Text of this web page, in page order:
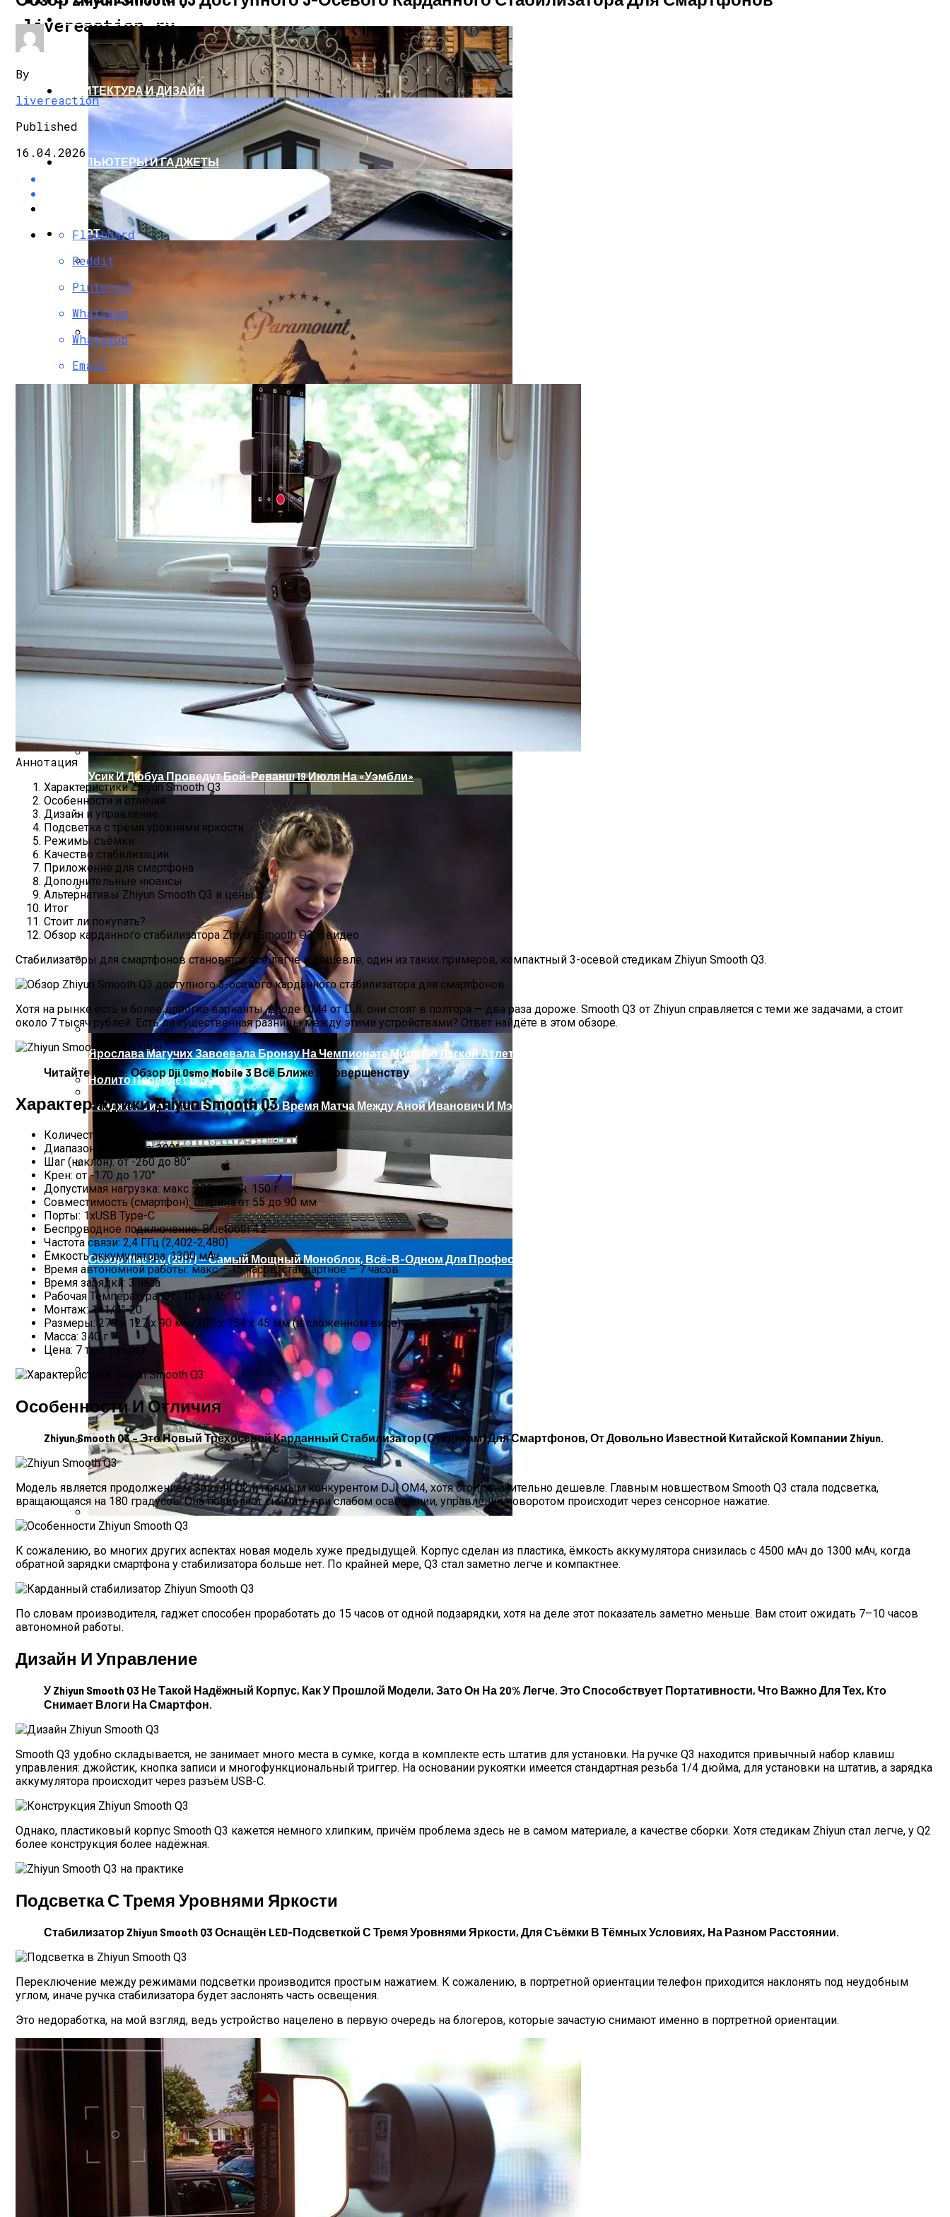
livereaction.ru
СТРОИТЕЛЬСТВО И РЕМОНТ
Кованые Ворота
Гаражные Ворота Рольставни
Два Прораба — Информационный Строительный Портал
Откатные Ворота
Роллетные Ворота
АРХИТЕКТУРА И ДИЗАЙН
Двухэтажный Дом: Подготовительный Этап Строительства, Основные Этапы Возведения
Проекты Домов Для Узких Длинных Участков
Проект Дома С Верандой И Террасой + Фото
План Участка 15 Соток + Фото
Барнхаусы: Строительство Под Ключ – Комфорт И Экологичность
КОМПЬЮТЕРЫ И ГАДЖЕТЫ
Обзор Beelink A1 TV Box — Мощная ТВ-Приставка, Помещающаяся На Ладони
Фотопринтер HP Sprocket — Обзор Устройства Для Мобильной Печати
HP Z38c — Обзор 38-Дюймового Изогнутого И Ультраширокого Монитора
Обзор IMac Pro (2017) — Самый Мощный Моноблок, Всё-В-Одном Для Профессионалов
Dell UltraSharp UP3218K — Обзор Монитора 8K, Когда 4K Уже Недостаточно
СПОРТ
Paramount Получит Права На Трансляцию UFC В США За $7,7 Млрд
Усик И Дюбуа Проведут Бой-Реванш 19 Июля На «Уэмбли»
Ярослава Магучих Завоевала Бронзу На Чемпионате Мира По Легкой Атлетике
Нолито Перейдет В Барсу
Найджел Сирс Упал В Обморок Во Время Матча Между Аной Иванович И Мэдисон Кис
By
livereaction
Published
16.04.2026
Flipboard
Reddit
Pinterest
Whatsapp
Whatsapp
Email
Аннотация
Характеристики Zhiyun Smooth Q3
Особенности и отличия
Дизайн и управление
Подсветка с тремя уровнями яркости
Режимы съёмки
Качество стабилизации
Приложение для смартфона
Дополнительные нюансы
Альтернативы Zhiyun Smooth Q3 и цены
Итог
Стоит ли покупать?
Обзор карданного стабилизатора Zhiyun Smooth Q3 – видео
Стабилизаторы для смартфонов становятся всё легче и дешевле, один из таких примеров, компактный 3-осевой стедикам Zhiyun Smooth Q3.
Хотя на рынке есть и более дорогие варианты, вроде OM4 от DJI, они стоят в полтора — два раза дороже. Smooth Q3 от Zhiyun справляется с теми же задачами, а стоит
около 7 тысяч рублей. Есть ли существенная разницы между этими устройствами? Ответ найдёте в этом обзоре.
Читайте Также: Обзор Dji Osmo Mobile 3 Всё Ближе К Совершенству
Характеристики Zhiyun Smooth Q3
Количество осей: 3-оси
Диапазон вращения: 300°
Шаг (наклон): от -260 до 80°
Крен: от -170 до 170°
Допустимая нагрузка: макс. 280 г, мин. 150 г
Совместимость (смартфон): Ширина от 55 до 90 мм
Порты: 1хUSB Type-C
Беспроводное подключение: Bluetooth 4.2
Частота связи: 2,4 ГГц (2,402-2,480)
Ёмкость аккумулятора: 1300 мАч
Время автономной работы: макс – 15 часов, стандартное – 7 часов
Время зарядки: 3 часа
Рабочая Температура: От -10 до 45° C
Монтаж: 1×1/4″-20
Размеры: 279 x 127 x 90 мм/180 x 154 x 45 мм (в сложенном виде)
Масса: 340 г
Цена: 7 тыс. рублей.
Особенности И Отличия
Zhiyun Smooth Q3 – Это Новый Трёхосевой Карданный Стабилизатор (стедикам) Для Смартфонов, От Довольно Известной Китайской Компании Zhiyun.
Модель является продолжением Smooth Q2 и прямым конкурентом DJI OM4, хотя стоит значительно дешевле. Главным новшеством Smooth Q3 стала подсветка,
вращающаяся на 180 градусов. Она позволяет снимать при слабом освещении, управление поворотом происходит через сенсорное нажатие.
К сожалению, во многих других аспектах новая модель хуже предыдущей. Корпус сделан из пластика, ёмкость аккумулятора снизилась с 4500 мАч до 1300 мАч, когда
обратной зарядки смартфона у стабилизатора больше нет. По крайней мере, Q3 стал заметно легче и компактнее.
По словам производителя, гаджет способен проработать до 15 часов от одной подзарядки, хотя на деле этот показатель заметно меньше. Вам стоит ожидать 7–10 часов
автономной работы.
Дизайн И Управление
У Zhiyun Smooth Q3 Не Такой Надёжный Корпус, Как У Прошлой Модели, Зато Он На 20% Легче. Это Способствует Портативности, Что Важно Для Тех, Кто
Снимает Влоги На Смартфон.
Smooth Q3 удобно складывается, не занимает много места в сумке, когда в комплекте есть штатив для установки. На ручке Q3 находится привычный набор клавиш
управления: джойстик, кнопка записи и многофункциональный триггер. На основании рукоятки имеется стандартная резьба 1/4 дюйма, для установки на штатив, а зарядка
аккумулятора происходит через разъём USB-C.
Однако, пластиковый корпус Smooth Q3 кажется немного хлипким, причём проблема здесь не в самом материале, а качестве сборки. Хотя стедикам Zhiyun стал легче, у Q2
более конструкция более надёжная.
Подсветка С Тремя Уровнями Яркости
Стабилизатор Zhiyun Smooth Q3 Оснащён LED-Подсветкой С Тремя Уровнями Яркости, Для Съёмки В Тёмных Условиях, На Разном Расстоянии.
Переключение между режимами подсветки производится простым нажатием. К сожалению, в портретной ориентации телефон приходится наклонять под неудобным
углом, иначе ручка стабилизатора будет заслонять часть освещения.
Это недоработка, на мой взгляд, ведь устройство нацелено в первую очередь на блогеров, которые зачастую снимают именно в портретной ориентации.